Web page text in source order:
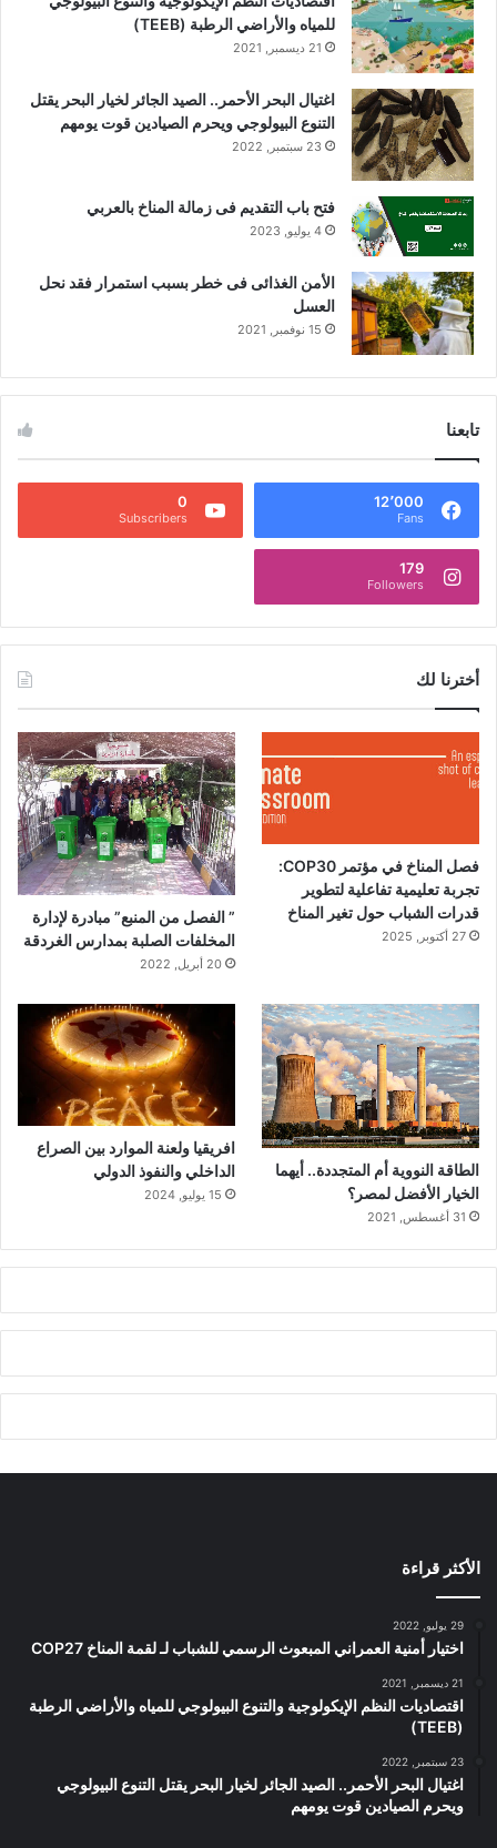
و
ع
و
ي
و
ح
ل
ص
ي
ي
ت
ي
و
م
ه
م
للمياه والأراضي الرطبة (TEEB)
21 ديسمبر, 2021
اغتيال البحر الأحمر.. الصيد الجائر لخيار البحر يقتل
التنوع البيولوجي ويحرم الصيادين قوت يومهم
23 سبتمبر, 2022
فتح باب التقديم فى زمالة المناخ بالعربي
4 يوليو, 2023
الأمن الغذائى فى خطر بسبب استمرار فقد نحل
العسل
15 نوفمبر, 2021
تابعنا
12٬000
Fans
0
Subscribers
179
Followers
أخترنا لك
فصل المناخ في مؤتمر COP30:
تجربة تعليمية تفاعلية لتطوير
قدرات الشباب حول تغير المناخ
27 أكتوبر, 2025
” الفصل من المنبع” مبادرة لإدارة
المخلفات الصلبة بمدارس الغردقة
20 أبريل, 2022
الطاقة النووية أم المتجددة.. أيهما
الخيار الأفضل لمصر؟
31 أغسطس, 2021
افريقيا ولعنة الموارد بين الصراع
الداخلي والنفوذ الدولي
15 يوليو, 2024
الأكثر قراءة
29 يوليو, 2022
اختيار أمنية العمراني المبعوث الرسمي للشباب لـ لقمة المناخ COP27
21 ديسمبر, 2021
اقتصاديات النظم الإيكولوجية والتنوع البيولوجي للمياه والأراضي الرطبة
(TEEB)
23 سبتمبر, 2022
اغتيال البحر الأحمر.. الصيد الجائر لخيار البحر يقتل التنوع البيولوجي
ويحرم الصيادين قوت يومهم